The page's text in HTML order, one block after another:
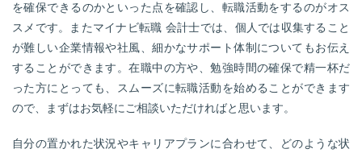
を確保できるのかといった点を確認し、転職活動をするのがオス
スメです。またマイナビ転職 会計士では、個人では収集すること
が難しい企業情報や社風、細かなサポート体制についてもお伝え
することができます。在職中の方や、勉強時間の確保で精一杯だ
った方にとっても、スムーズに転職活動を始めることができます
ので、まずはお気軽にご相談いただければと思います。
自分の置かれた状況やキャリアプランに合わせて、どのような状